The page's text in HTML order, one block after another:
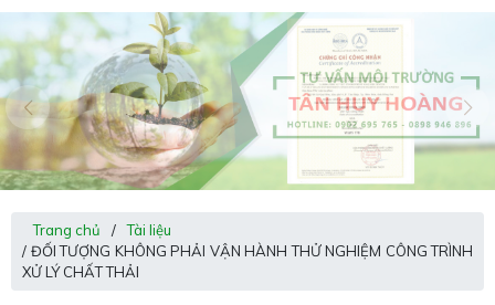
Trang chủ /
Tài liệu
/ ĐỐI TƯỢNG KHÔNG PHẢI VẬN HÀNH THỬ NGHIỆM CÔNG TRÌNH
XỬ LÝ CHẤT THẢI